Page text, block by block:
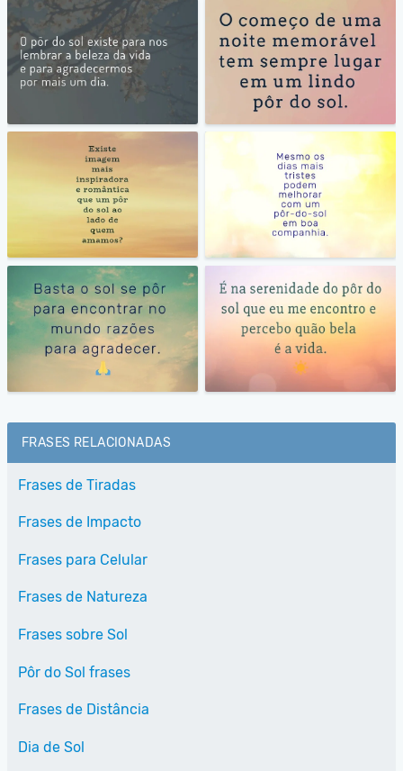
FRASES RELACIONADAS
Frases de Tiradas
Frases de Impacto
Frases para Celular
Frases de Natureza
Frases sobre Sol
Pôr do Sol frases
Frases de Distância
Dia de Sol